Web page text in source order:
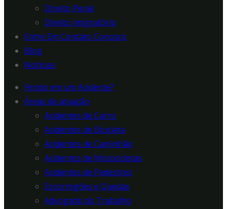
Direito Penal
Direito Imigratório
Entre Em Contato Conosco
Blog
Notícias
Ferido em um Acidente?
Áreas de atuação
Acidentes de Carro
Acidentes de Bicicleta
Acidentes de Caminhão
Acidentes de Motocicletas
Acidentes de Pedestres
Escorregões e Quedas
Advogado do Trabalho